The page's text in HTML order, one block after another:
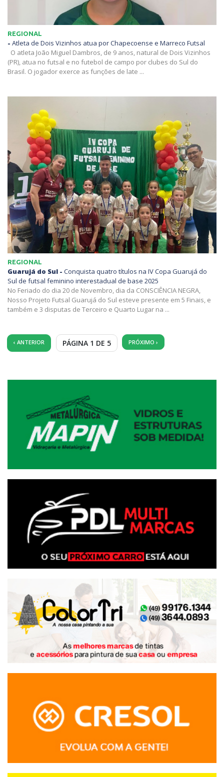
REGIONAL
- Atleta de Dois Vizinhos atua por Chapecoense e Marreco Futsal
O atleta João Miguel Dambros, de 9 anos, natural de Dois Vizinhos
(PR), atua no futsal e no futebol de campo por clubes do Sul do
Brasil. O jogador exerce as funções de late ...
REGIONAL
Guarujá do Sul - Conquista quatro títulos na IV Copa Guarujá do
Sul de futsal feminino interestadual de base 2025
No Feriado do dia 20 de Novembro, dia da CONSCIÊNCIA NEGRA,
Nosso Projeto Futsal Guarujá do Sul esteve presente em 5 Finais, e
também e 3 disputas de Terceiro e Quarto Lugar na ...
‹ ANTERIOR PÁGINA 1 DE 5 PRÓXIMO ›